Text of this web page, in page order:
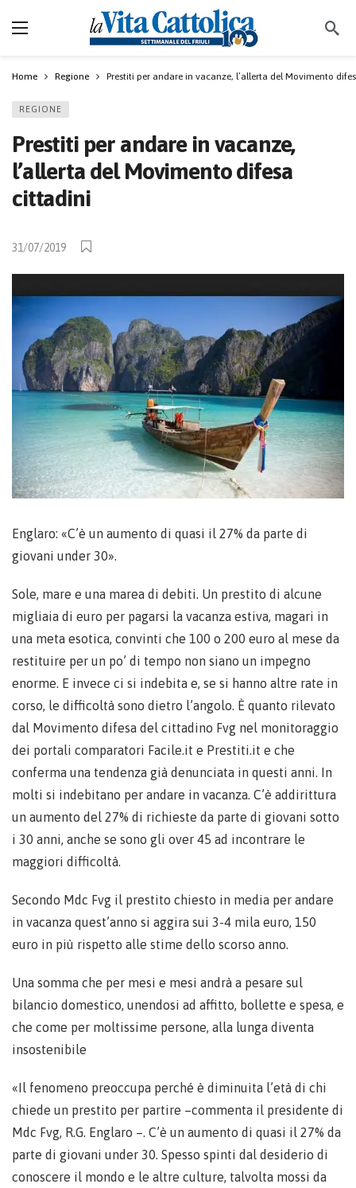
Home Regione Prestiti per andare in vacanze, l’allerta del Movimento
REGIONE
Prestiti per andare in vacanze,
l’allerta del Movimento difesa
cittadini
31/07/2019
Englaro: «C’è un aumento di quasi il 27% da parte di
giovani under 30».
Sole, mare e una marea di debiti. Un prestito di alcune
migliaia di euro per pagarsi la vacanza estiva, magari in
una meta esotica, convinti che 100 o 200 euro al mese da
restituire per un po’ di tempo non siano un impegno
enorme. E invece ci si indebita e, se si hanno altre rate in
corso, le difficoltà sono dietro l’angolo. È quanto rilevato
dal Movimento difesa del cittadino Fvg nel monitoraggio
dei portali comparatori Facile.it e Prestiti.it e che
conferma una tendenza già denunciata in questi anni. In
molti si indebitano per andare in vacanza. C’è addirittura
un aumento del 27% di richieste da parte di giovani sotto
i 30 anni, anche se sono gli over 45 ad incontrare le
maggiori difficoltà.
Secondo Mdc Fvg il prestito chiesto in media per andare
in vacanza quest’anno si aggira sui 3-4 mila euro, 150
euro in più rispetto alle stime dello scorso anno.
Una somma che per mesi e mesi andrà a pesare sul
bilancio domestico, unendosi ad affitto, bollette e spesa, e
che come per moltissime persone, alla lunga diventa
insostenibile
«Il fenomeno preoccupa perché è diminuita l’età di chi
chiede un prestito per partire –commenta il presidente di
Mdc Fvg, R.G. Englaro –. C’è un aumento di quasi il 27% da
parte di giovani under 30. Spesso spinti dal desiderio di
conoscere il mondo e le altre culture, talvolta mossi da